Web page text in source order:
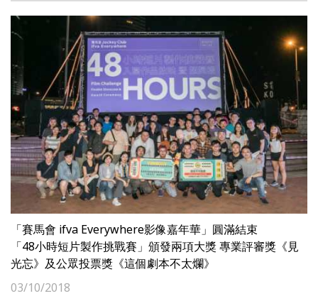
「賽馬會 ifva Everywhere影像嘉年華」圓滿結束
「48小時短片製作挑戰賽」頒發兩項大獎 專業評審獎《見
光忘》及公眾投票獎《這個劇本不太爛》
03/10/2018